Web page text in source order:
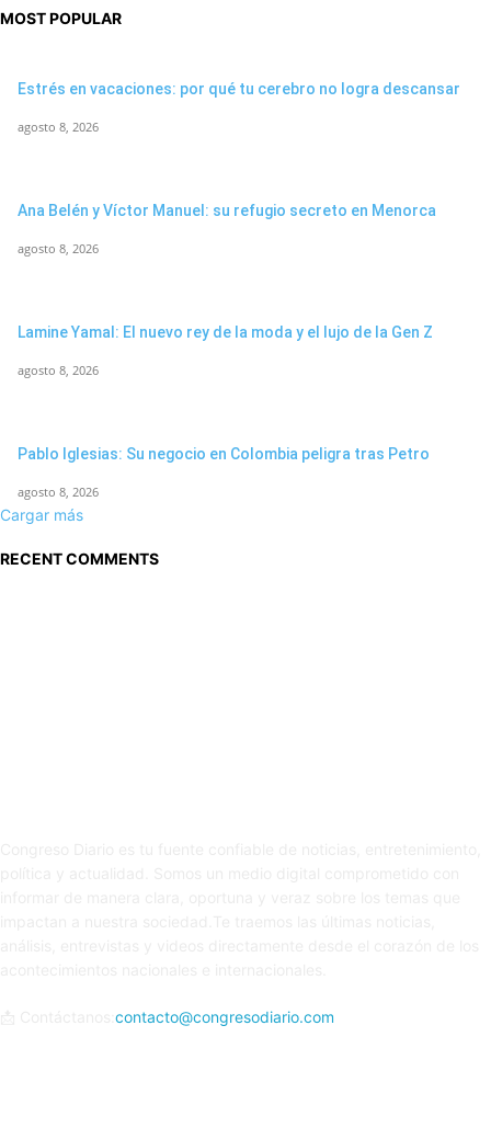
MOST POPULAR
Estrés en vacaciones: por qué tu cerebro no logra descansar
agosto 8, 2026
Ana Belén y Víctor Manuel: su refugio secreto en Menorca
agosto 8, 2026
Lamine Yamal: El nuevo rey de la moda y el lujo de la Gen Z
agosto 8, 2026
Pablo Iglesias: Su negocio en Colombia peligra tras Petro
agosto 8, 2026
Cargar más
RECENT COMMENTS
contacto@congresodiario.com